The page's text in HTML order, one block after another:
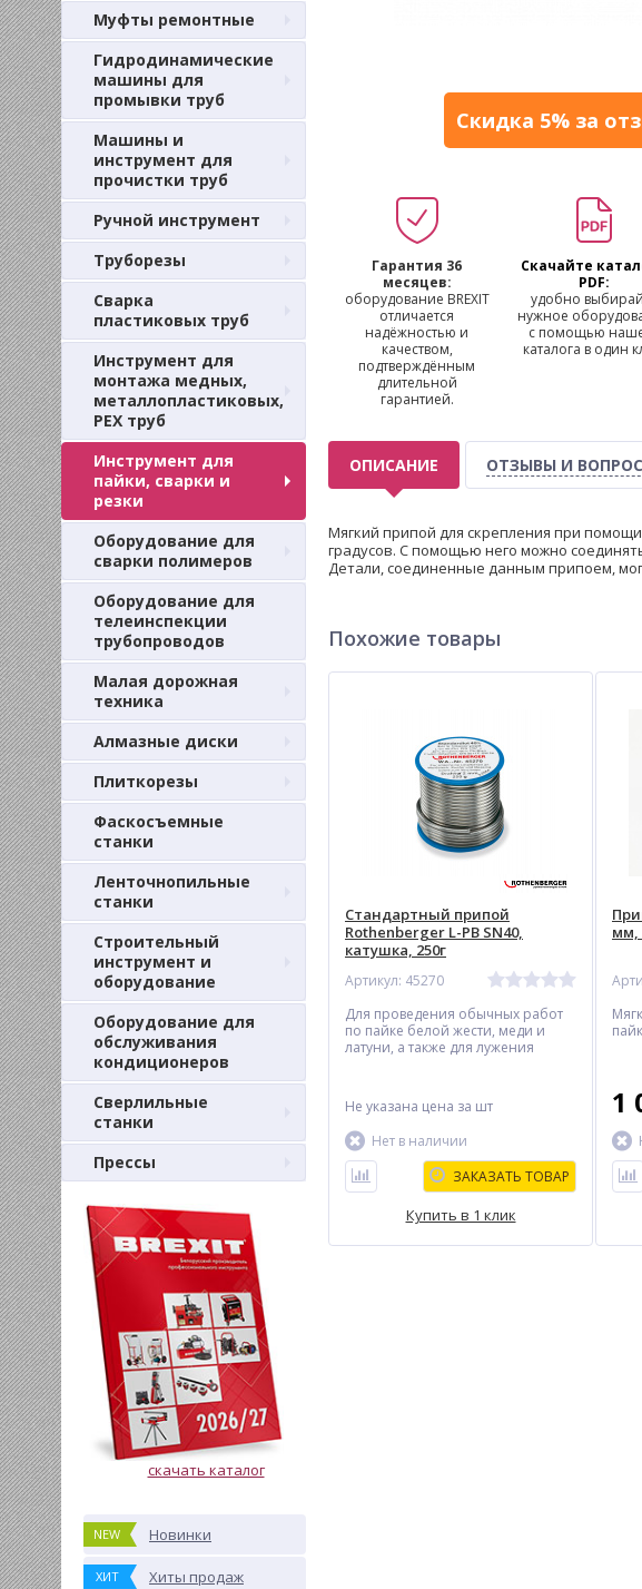
Муфты ремонтные
Гидродинамические
машины для
промывки труб
Машины и
инструмент для
прочистки труб
Ручной инструмент
Труборезы
Сварка
пластиковых труб
Инструмент для
монтажа медных,
металлопластиковых,
PEX труб
Инструмент для
пайки, сварки и
резки
Оборудование для
сварки полимеров
Оборудование для
телеинспекции
трубопроводов
Малая дорожная
техника
Алмазные диски
Плиткорезы
Фаскосъемные
станки
Ленточнопильные
станки
Строительный
инструмент и
оборудование
Оборудование для
обслуживания
кондиционеров
Сверлильные
станки
Прессы
скачать каталог
NEW Новинки
ХИТ Хиты продаж
Скидка 5% за
Гарантия 36
месяцев:
оборудование BREXIT
отличается
надёжностью и
качеством,
подтверждённым
длительной
гарантией.
Скачайте
PDF:
удобно
нужное
с помощью
каталога в один
ОПИСАНИЕ ОТЗЫВЫ И
Мягкий припой для скрепления при
градусов. С помощью него можно
Детали, соединенные данным припоем,
Похожие товары
Стандартный припой
Rothenberger L-PB SN40,
катушка, 250г
Артикул: 45270
Для проведения обычных работ
по пайке белой жести, меди и
латуни, а также для лужения
Не указана цена за шт
Нет в наличии
ЗАКАЗАТЬ ТОВАР
Купить в 1 клик
мм,
1